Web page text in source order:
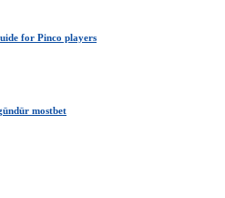
for Pinco players
mostbet